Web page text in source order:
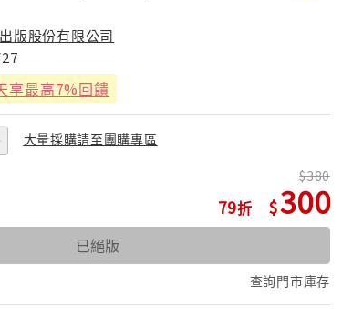
版股份有限公司
享最高7%回饋
大量採購請至團購專區
79
380
300
已絕版
查詢門市庫存